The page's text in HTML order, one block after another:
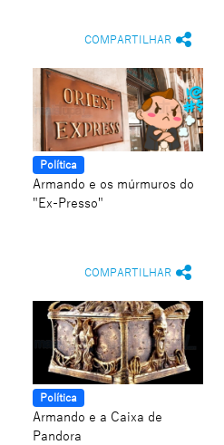
COMPARTILHAR
Política
Armando e os múrmuros do
"Ex-Presso"
COMPARTILHAR
Política
Armando e a Caixa de
Pandora